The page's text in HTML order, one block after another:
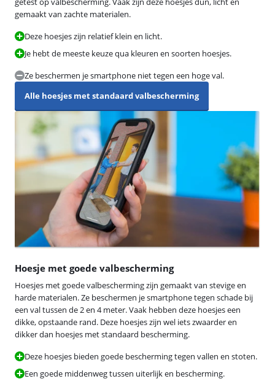
gemaakt van zachte materialen.
Deze hoesjes zijn relatief klein en licht.
Je hebt de meeste keuze qua kleuren en soorten hoesjes.
Ze beschermen je smartphone niet tegen een hoge val.
Alle hoesjes met standaard valbescherming
Hoesje met goede valbescherming
Hoesjes met goede valbescherming zijn gemaakt van stevige en
harde materialen. Ze beschermen je smartphone tegen schade bij
een val tussen de 2 en 4 meter. Vaak hebben deze hoesjes een
dikke, opstaande rand. Deze hoesjes zijn wel iets zwaarder en
dikker dan hoesjes met standaard bescherming.
Deze hoesjes bieden goede bescherming tegen vallen en stoten.
Een goede middenweg tussen uiterlijk en bescherming.